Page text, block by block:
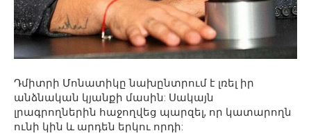
Դմիտրի Մոնատիկը նախընտրում է լռել իր
անձնական կյանքի մասին: Սակայն
լրագրողներին հաջողվեց պարզել, որ կատարողն
ունի կին և արդեն երկու որդի: